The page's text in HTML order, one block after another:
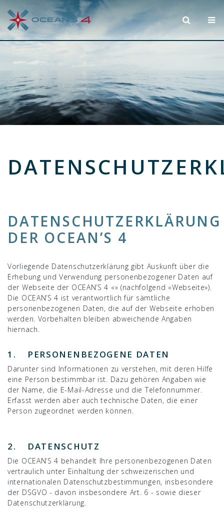
DATENSCHUTZERKLÄRUNG
DER OCEAN’S 4
Vorliegende Datenschutzerklärung gibt Auskunft über die
Erhebung und Verwendung personenbezogener Daten auf
der Webseite der OCEAN’S 4 «» (nachfolgend «Webseite»).
Die OCEAN’S 4 ist verantwortlich für sämtliche
personenbezogenen Daten, die auf der Webseite erhoben
werden. Vorbehalten bleiben abweichende Angaben
hiernach.
1. PERSONENBEZOGENE DATEN
Darunter sind Informationen zu verstehen, mit deren Hilfe
eine Person bestimmbar ist. Dazu gehören Angaben wie
der Name, die E-Mail-Adresse und die Telefonnummer.
Erfasst werden aber auch technische Daten, die einer
Person zugeordnet werden können.
2. DATENSCHUTZ
Die OCEAN’S 4 behandelt Ihre personenbezogenen Daten
vertraulich unter Einhaltung der schweizerischen und
internationalen Datenschutzbestimmungen, insbesondere
der DSGVO - davon insbesondere Art. 6 - sowie dieser
Datenschutzerklärung.